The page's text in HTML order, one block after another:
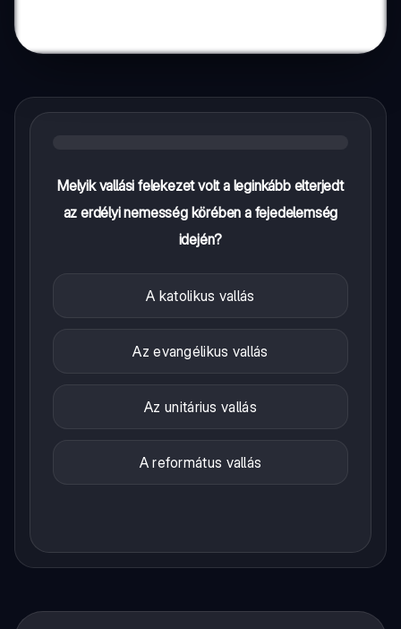
Melyik vallási felekezet volt a leginkább elterjedt
az erdélyi nemesség körében a fejedelemség
idején?
A katolikus vallás
Az evangélikus vallás
Az unitárius vallás
A református vallás